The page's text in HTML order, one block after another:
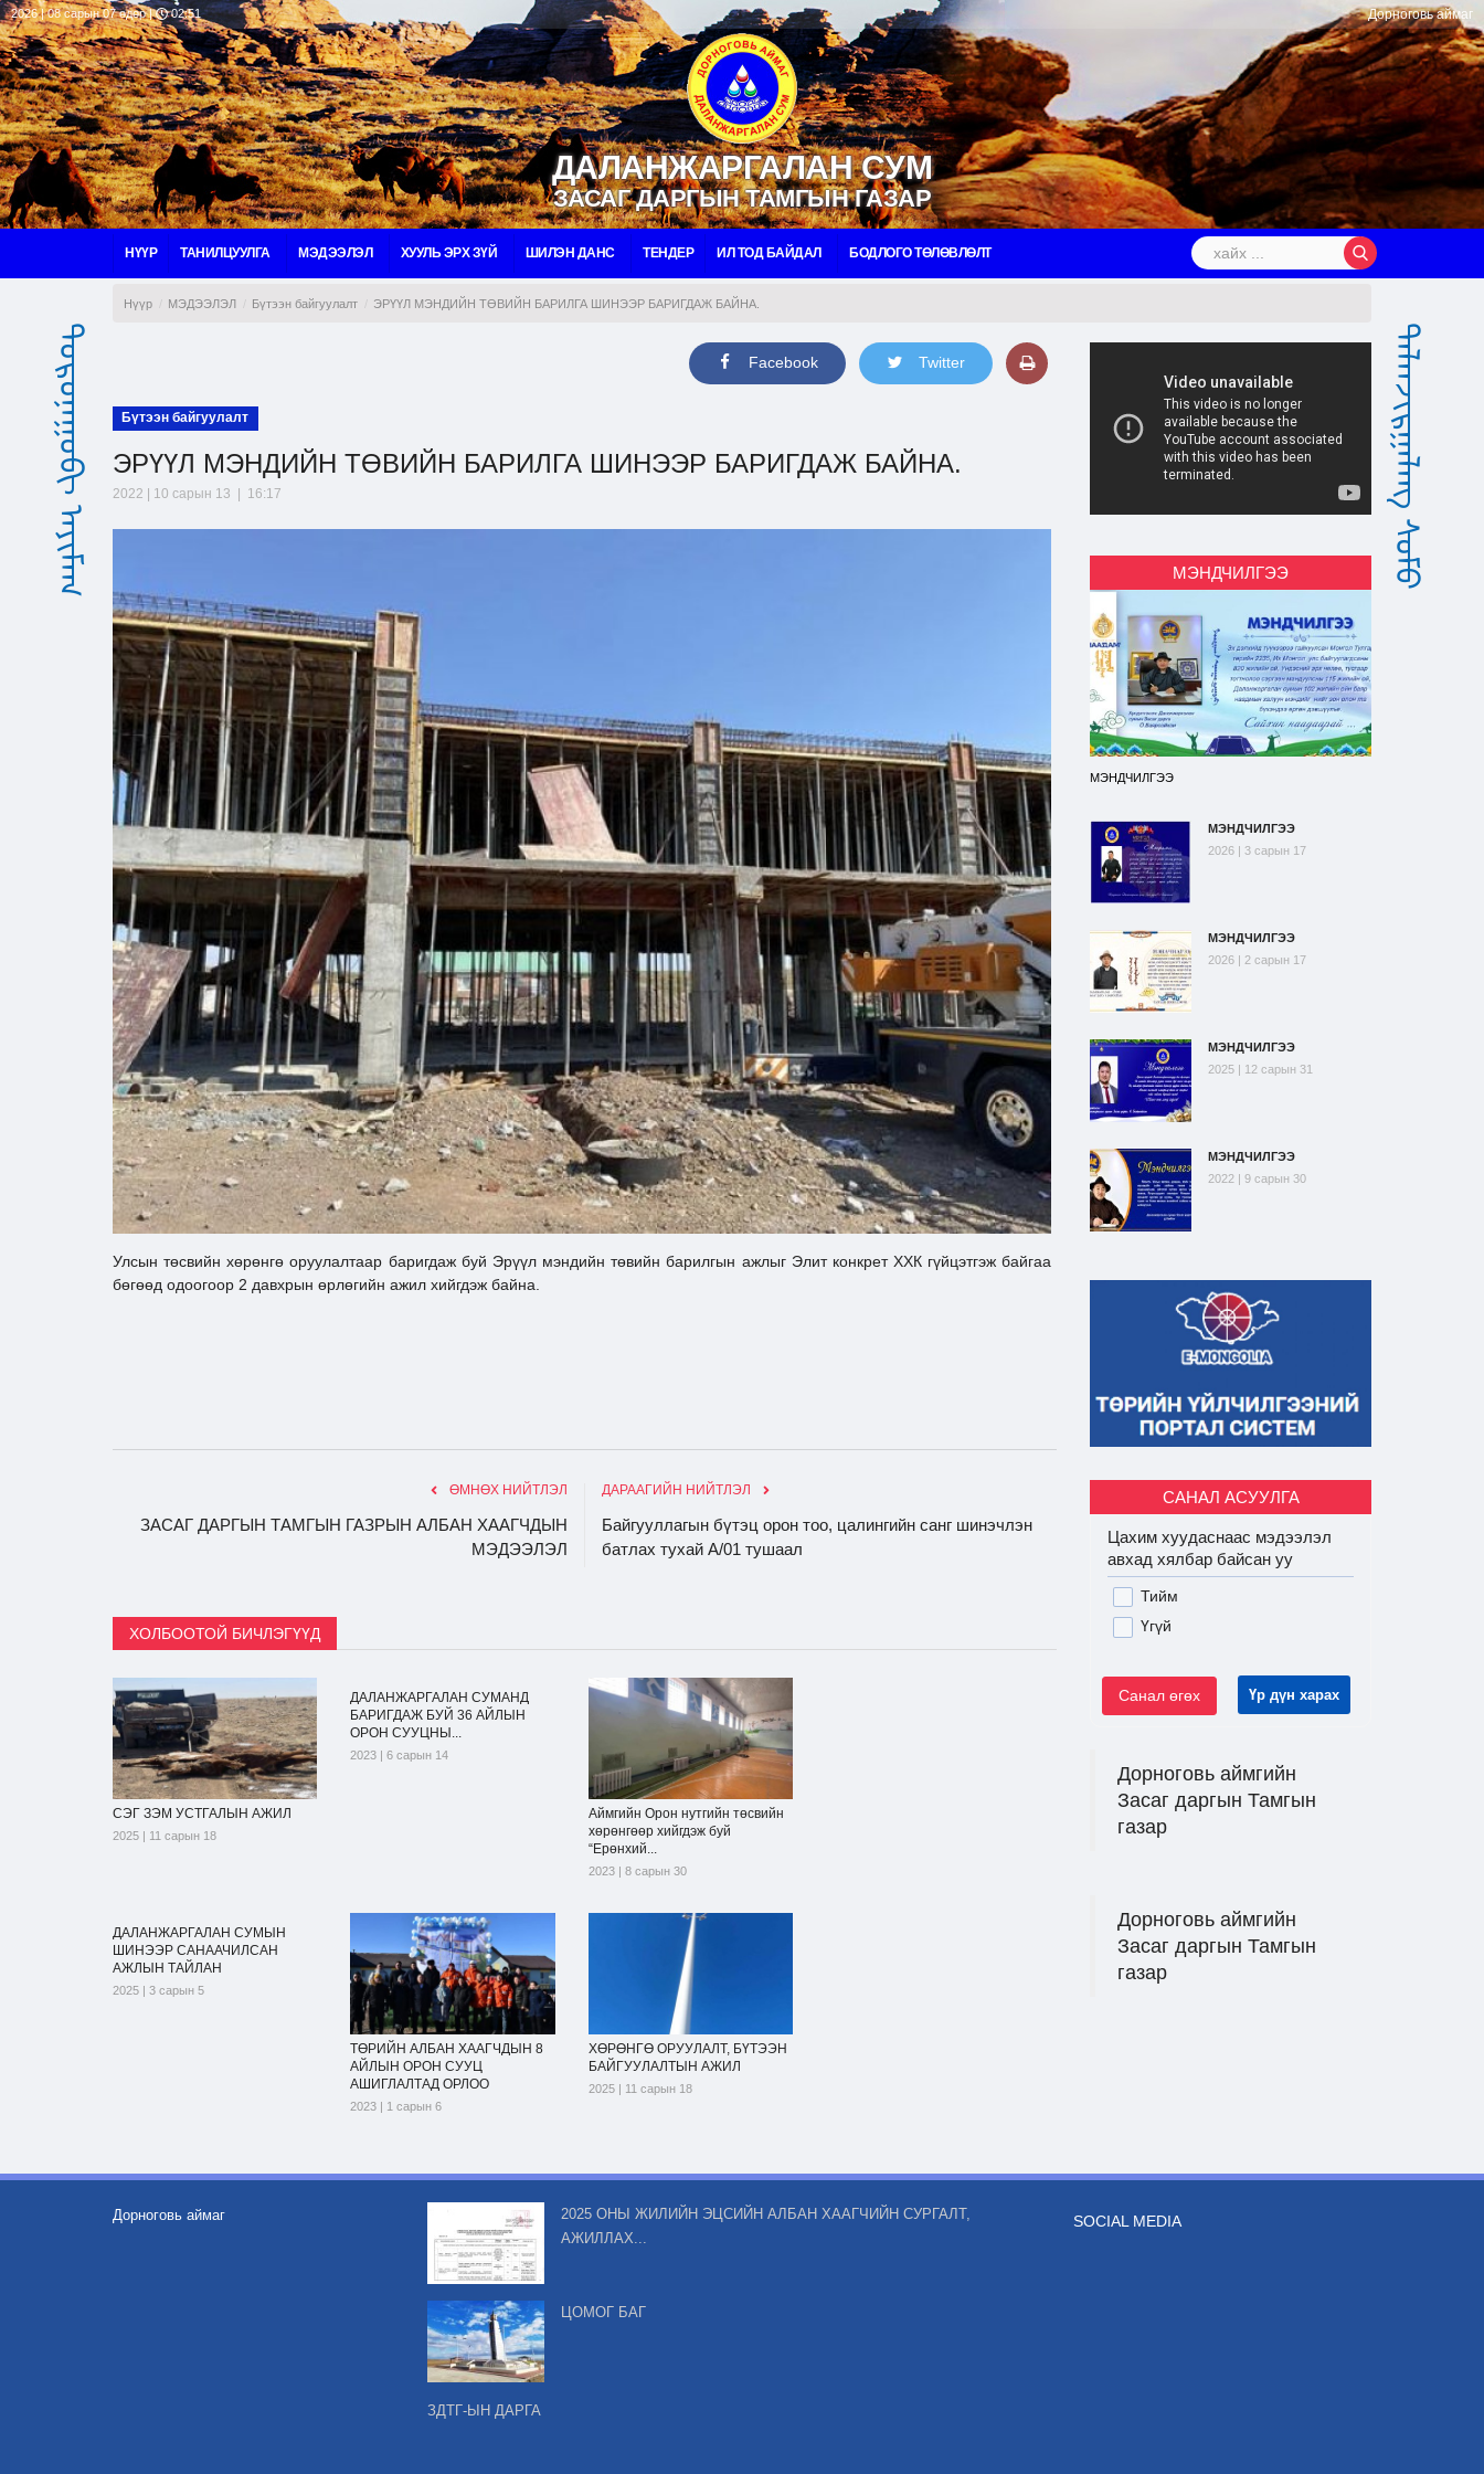
ДАЛАНЖАРГАЛАН СУМ
ЗАСАГ ДАРГЫН ТАМГЫН ГАЗАР
Дорноговь аймаг
2026 | 08 сарын 07 өдөр | 02:51
НҮҮР ТАНИЛЦУУЛГА МЭДЭЭЛЭЛ ХУУЛЬ ЭРХ ЗҮЙ ШИЛЭН ДАНС ТЕНДЕР ИЛ ТОД БАЙДАЛ БОДЛОГО ТӨЛӨВЛӨЛТ
ᠳᠣᠷᠤᠨᠠᠭᠣᠪᠢ ᠠᠶᠢᠮᠠᠭ ᠳᠠᠯᠠᠨᠵᠢᠷᠭᠠᠯᠠᠩ ᠰᠤᠮᠤ
Нүүр МЭДЭЭЛЭЛ Бүтээн байгуулалт ЭРҮҮЛ МЭНДИЙН ТӨВИЙН БАРИЛГА ШИНЭЭР БАРИГДАЖ БАЙНА.
Facebook Twitter
Бүтээн байгуулалт
ЭРҮҮЛ МЭНДИЙН ТӨВИЙН БАРИЛГА ШИНЭЭР БАРИГДАЖ БАЙНА.
2022 | 10 сарын 13 | 16:17
Улсын төсвийн хөрөнгө оруулалтаар баригдаж буй Эрүүл мэндийн төвийн барилгын ажлыг Элит конкрет ХХК гүйцэтгэж байгаа
бөгөөд одоогоор 2 давхрын өрлөгийн ажил хийгдэж байна.
ӨМНӨХ НИЙТЛЭЛ
ЗАСАГ ДАРГЫН ТАМГЫН ГАЗРЫН АЛБАН ХААГЧДЫН
МЭДЭЭЛЭЛ
ДАРААГИЙН НИЙТЛЭЛ
Байгууллагын бүтэц орон тоо, цалингийн санг шинэчлэн
батлах тухай А/01 тушаал
ХОЛБООТОЙ БИЧЛЭГҮҮД
СЭГ ЗЭМ УСТГАЛЫН АЖИЛ
2025 | 11 сарын 18
ДАЛАНЖАРГАЛАН СУМАНД
БАРИГДАЖ БУЙ 36 АЙЛЫН
ОРОН СУУЦНЫ...
2023 | 6 сарын 14
Аймгийн Орон нутгийн төсвийн
хөрөнгөөр хийгдэж буй
“Ерөнхий...
2023 | 8 сарын 30
ДАЛАНЖАРГАЛАН СУМЫН
ШИНЭЭР САНААЧИЛСАН
АЖЛЫН ТАЙЛАН
2025 | 3 сарын 5
ТӨРИЙН АЛБАН ХААГЧДЫН 8
АЙЛЫН ОРОН СУУЦ
АШИГЛАЛТАД ОРЛОО
2023 | 1 сарын 6
ХӨРӨНГӨ ОРУУЛАЛТ, БҮТЭЭН
БАЙГУУЛАЛТЫН АЖИЛ
2025 | 11 сарын 18
МЭНДЧИЛГЭЭ
МЭНДЧИЛГЭЭ
МЭНДЧИЛГЭЭ
2026 | 3 сарын 17
МЭНДЧИЛГЭЭ
2026 | 2 сарын 17
МЭНДЧИЛГЭЭ
2025 | 12 сарын 31
МЭНДЧИЛГЭЭ
2022 | 9 сарын 30
САНАЛ АСУУЛГА
Цахим хуудаснаас мэдээлэл
авхад хялбар байсан уу
Тийм
Үгүй
Санал өгөх Үр дүн харах
Дорноговь аймгийн
Засаг даргын Тамгын
газар
Дорноговь аймгийн
Засаг даргын Тамгын
газар
Дорноговь аймаг
2025 ОНЫ ЖИЛИЙН ЭЦСИЙН АЛБАН ХААГЧИЙН СУРГАЛТ,
АЖИЛЛАХ...
ЦОМОГ БАГ
ЗДТГ-ЫН ДАРГА
SOCIAL MEDIA